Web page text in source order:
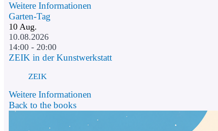
Weitere Informationen
Garten-Tag
10 Aug.
10.08.2026
14:00 - 20:00
ZEIK in der Kunstwerkstatt
ZEIK
Weitere Informationen
Back to the books